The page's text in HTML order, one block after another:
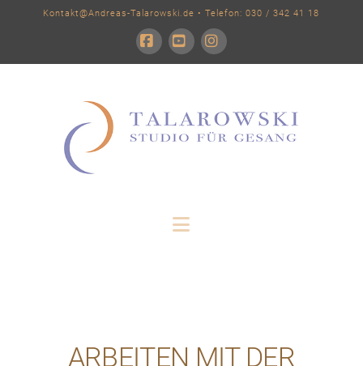
Kontakt@Andreas-Talarowski.de • Telefon: 030 / 342 41 18
Facebook
YouTubeInstagram
Navigation
ARBEITEN MIT DER